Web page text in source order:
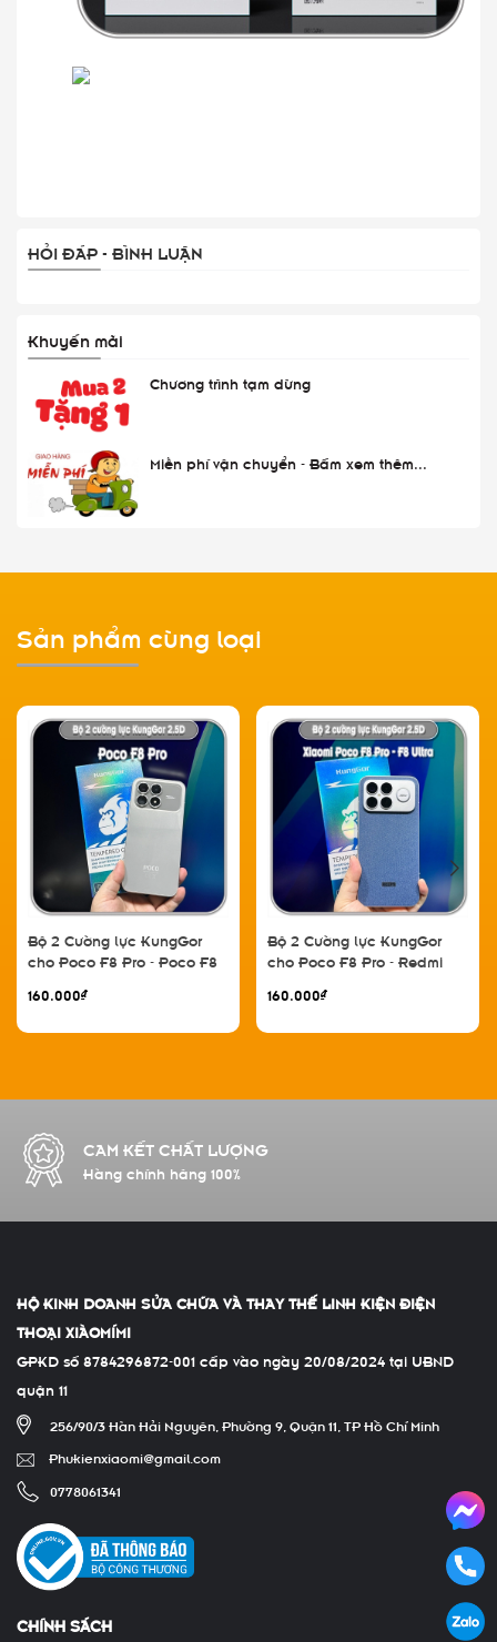
HỎI ĐÁP - BÌNH LUẬN
Khuyến mãi
Chương trình tạm dừng
Miễn phí vận chuyển - Bấm xem thêm...
Sản phẩm cùng loại
Bộ 2 Cường lực KungGor
cho Poco F8 Pro - Poco F8
160.000₫
Bộ 2 Cường lực KungGor
cho Poco F8 Pro - Redmi
Pro Max
160.000₫
GIAO HÀNG TOÀN QUỐC
Giao nhanh Grab TPHCM
HỘ KINH DOANH SỬA CHỮA VÀ THAY THẾ LINH KIỆN ĐIỆN
THOẠI XIÀOMÍMI
GPKD số 8784296872-001 cấp vào ngày 20/08/2024 tại UBND
quận 11
256/90/3 Hàn Hải Nguyên, Phường 9, Quận 11, TP Hồ Chí Minh
Phukienxiaomi@gmail.com
0778061341
CHÍNH SÁCH